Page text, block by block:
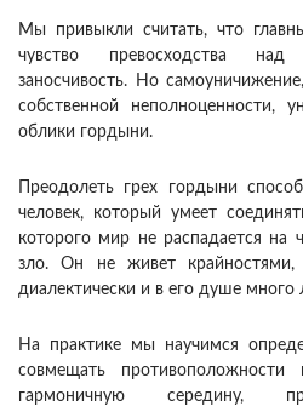
Мы привыкли считать, что
чувство превосходства над
заносчивость. Но
собственной неполноценности,
облики гордыни.
Преодолеть грех гордыни
человек, который умеет
которого мир не распадается на
зло. Он не живет крайностями,
диалектически и в его душе много
На практике мы научимся
совмещать
гармоничную середину,